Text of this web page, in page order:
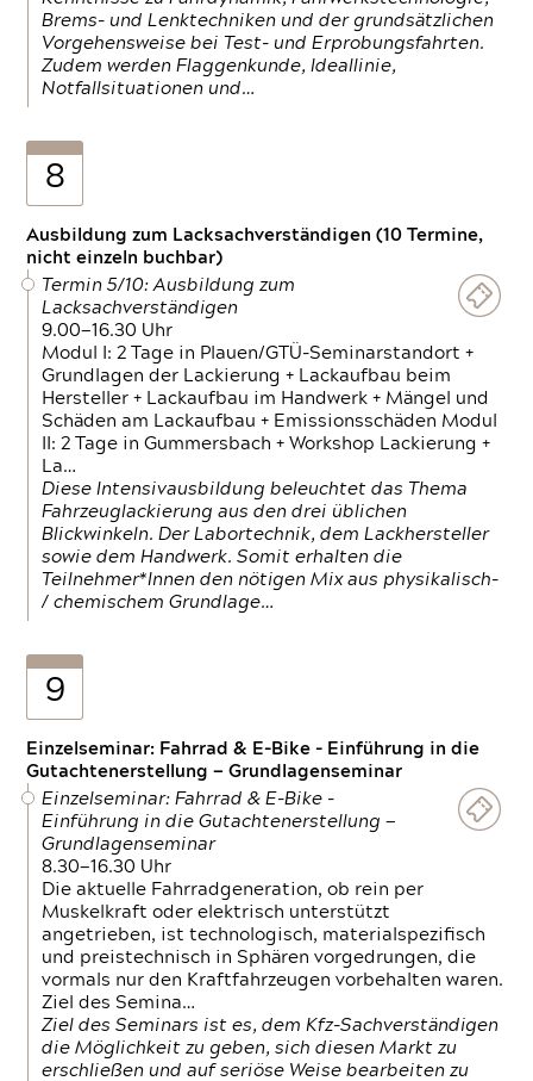
Brems- und Lenktechniken und der grundsätzlichen
Vorgehensweise bei Test- und Erprobungsfahrten.
Zudem werden Flaggenkunde, Ideallinie,
Notfallsituationen und…
8
Ausbildung zum Lacksachverständigen (10 Termine,
nicht einzeln buchbar)
Termin 5/10: Ausbildung zum
Lacksachverständigen
9.00—16.30 Uhr
Modul I: 2 Tage in Plauen/GTÜ-Seminarstandort +
Grundlagen der Lackierung + Lackaufbau beim
Hersteller + Lackaufbau im Handwerk + Mängel und
Schäden am Lackaufbau + Emissionsschäden Modul
II: 2 Tage in Gummersbach + Workshop Lackierung +
La…
Diese Intensivausbildung beleuchtet das Thema
Fahrzeuglackierung aus den drei üblichen
Blickwinkeln. Der Labortechnik, dem Lackhersteller
sowie dem Handwerk. Somit erhalten die
Teilnehmer*Innen den nötigen Mix aus physikalisch-
/ chemischem Grundlage…
9
Einzelseminar: Fahrrad & E-Bike - Einführung in die
Gutachtenerstellung — Grundlagenseminar
Einzelseminar: Fahrrad & E-Bike -
Einführung in die Gutachtenerstellung —
Grundlagenseminar
8.30—16.30 Uhr
Die aktuelle Fahrradgeneration, ob rein per
Muskelkraft oder elektrisch unterstützt
angetrieben, ist technologisch, materialspezifisch
und preistechnisch in Sphären vorgedrungen, die
vormals nur den Kraftfahrzeugen vorbehalten waren.
Ziel des Semina…
Ziel des Seminars ist es, dem Kfz-Sachverständigen
die Möglichkeit zu geben, sich diesen Markt zu
erschließen und auf seriöse Weise bearbeiten zu